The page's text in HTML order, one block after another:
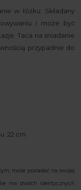
w łóżku. Składany
i może być
Taca na śniadanie
przypadnie do
22 cm
może posiadać na swojej
ma dwóch identycznych